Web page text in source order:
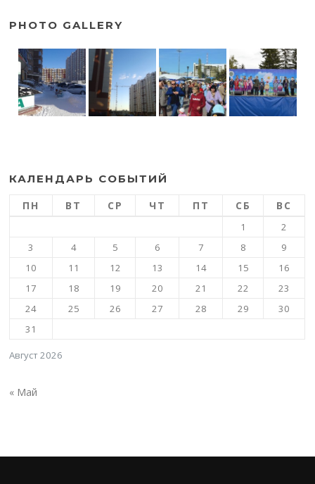
PHOTO GALLERY
КАЛЕНДАРЬ СОБЫТИЙ
Август 2026
ПН ВТ СР ЧТ ПТ СБ ВС
1
2
3
4 5 6 7 8
9
10
11 12 13 14 15
16
17
18 19 20 21 22
23
24
25 26 27 28 29
30
31
« Май